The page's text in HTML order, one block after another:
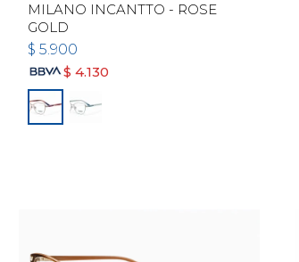
MILANO INCANTTO - ROSE
GOLD
$ 5.900
$ 4.130